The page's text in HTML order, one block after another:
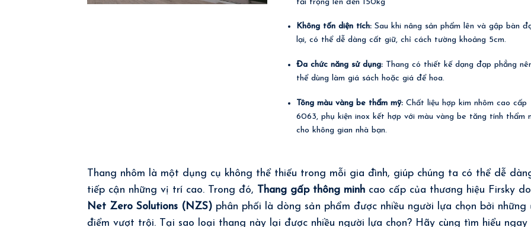
tải trọng lên đến 150kg
Không tốn diện tích: Sau khi nâng sản phẩm lên và gập bàn
lại, có thể dễ dàng cất giữ, chỉ cách tường khoảng 5cm.
Đa chức năng sử dụng: Thang có thiết kế dạng đạp phẳng
thể dùng làm giá sách hoặc giá để hoa.
Tông màu vàng be thẩm mỹ:Chất liệu hợp kim nhôm cao cấp
6063, phụ kiện inox kết hợp với màu vàng be tăng tính thẩm
cho không gian nhà bạn.
Thang nhôm là một dụng cụ không thể thiếu trong mỗi gia đình, giúp chúng ta có thể dễ
tiếp cận những vị trí cao. Trong đó,
Thang gấp thông minh cao cấp của thương hiệu Firsky do
Net Zero Solutions (NZS) phân phối là dòng sản phẩm được nhiều người lựa chọn bởi những
điểm vượt trội. Tại sao loại thang này lại được nhiều người lựa chọn? Hãy cùng tìm hiểu ngay